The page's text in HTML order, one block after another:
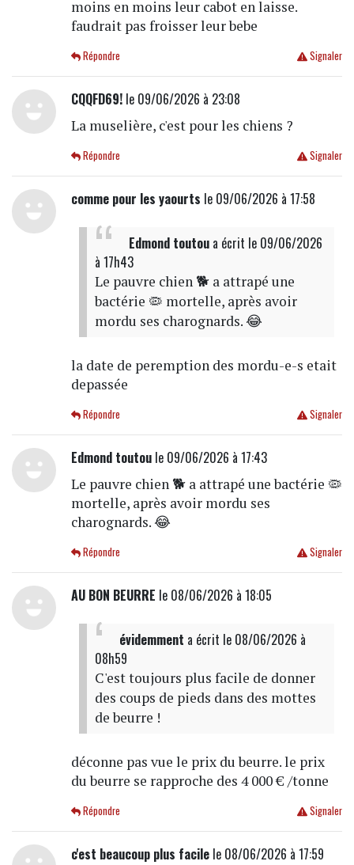
moins en moins leur cabot en laisse.
faudrait pas froisser leur bebe
Signaler
Répondre
CQQFD69!le 09/06/2026 à 23:08
La muselière, c'est pour les chiens ?
Signaler
Répondre
comme pour les yaourts le 09/06/2026 à 17:58
Edmond toutoua écrit le 09/06/2026
à 17h43
Le pauvre chien 🐕 a attrapé une
bactérie 🦠 mortelle, après avoir
mordu ses charognards. 😂
la date de peremption des mordu-e-s etait
depassée
Signaler
Répondre
Edmond toutoule 09/06/2026 à 17:43
Le pauvre chien 🐕 a attrapé une bactérie 🦠
mortelle, après avoir mordu ses
charognards. 😂
Signaler
Répondre
AU BON BEURRE le 08/06/2026 à 18:05
évidemment a écrit le 08/06/2026 à
08h59
C'est toujours plus facile de donner
des coups de pieds dans des mottes
de beurre !
déconne pas vue le prix du beurre. le prix
du beurre se rapproche des 4 000 € /tonne
Signaler
Répondre
c'est beaucoup plus facilele 08/06/2026 à 17:59